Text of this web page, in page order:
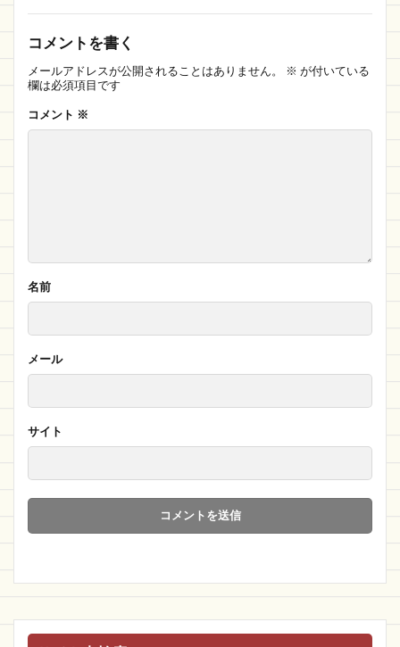
コメントを書く
メールアドレスが公開されることはありません。 ※ が付いている
欄は必須項目です
コメント ※
名前
メール
サイト